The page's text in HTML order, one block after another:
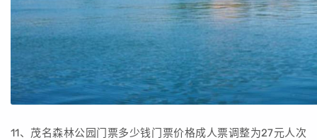
11、茂名森林公园门票多少钱门票价格成人票调整为27元人次